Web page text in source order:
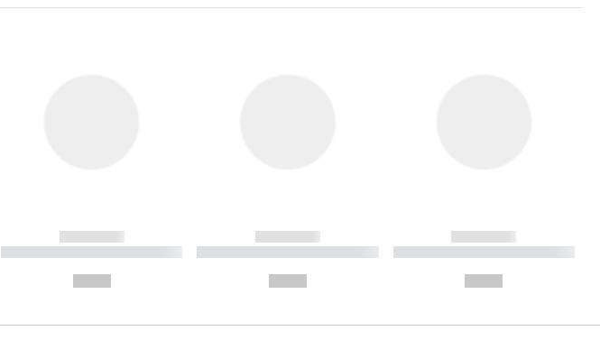
------------
----------- ----------- ----------
------------
----------- ----------- ----------
------------
----------- ----------- ----------